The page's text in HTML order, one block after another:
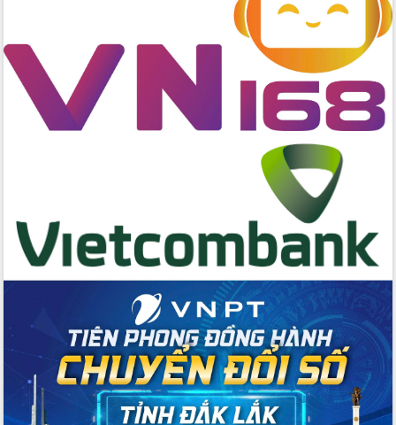
Đắk Lắk phát động hưởng ứng Ngày
Quyền của người tiêu dùng Việt Nam
2026
Đẩy mạnh cải cách hành chính, quyết
tâm đạt được mục tiêu tăng trưởng
Huy giữ chức Bí thư Đảng ủy Ủy Ban
Nhân dân tỉnh
Chuyển đổi số thư viện: Mở rộng
không gian tri thức trong thời đại số
Đánh giá, rút kinh nghiệm công tác tổ
chức diễn tập trước ngày bầu cử
Chương trình “Gặp gỡ hữu nghị –
Friendship Meeting New Year 2026”